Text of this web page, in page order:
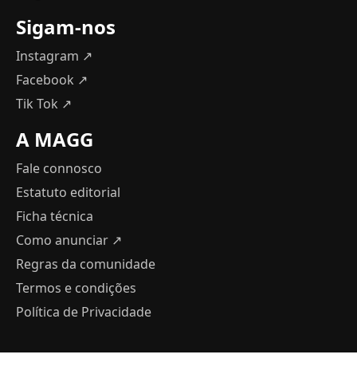
Sigam-nos
Instagram ↗
Facebook ↗
Tik Tok ↗
A MAGG
Fale connosco
Estatuto editorial
Ficha técnica
Como anunciar ↗
Regras da comunidade
Termos e condições
Política de Privacidade